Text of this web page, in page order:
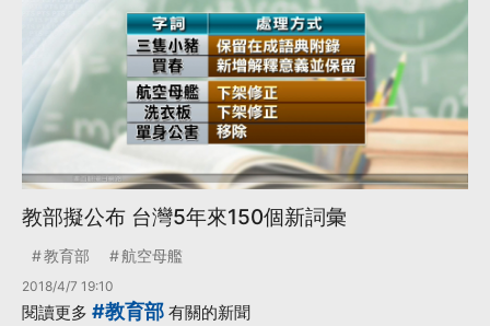
教部擬公布 台灣5年來150個新詞彙
教育部 航空母艦
2018/4/7 19:10
閱讀更多 #教育部 有關的新聞